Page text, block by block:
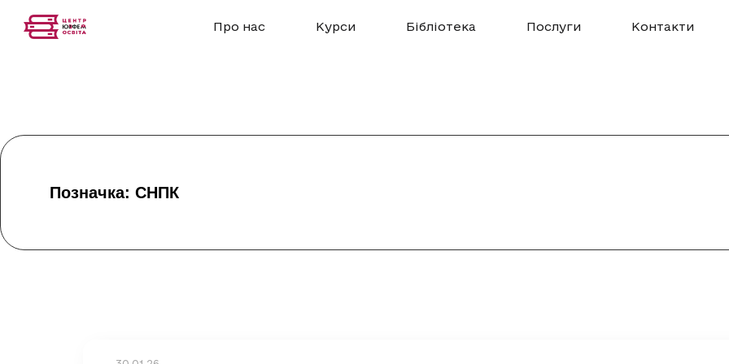
Про нас Курси Бібліотека Послуги Контакти
Позначка: СНПК